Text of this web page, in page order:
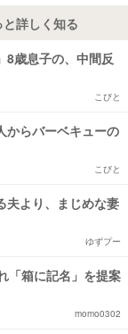
詳しく知る
8歳息子の、中間反
こびと
からバーベキューの
こびと
より、まじめな妻
ゆずプー
「箱に記名」を提案
momo0302